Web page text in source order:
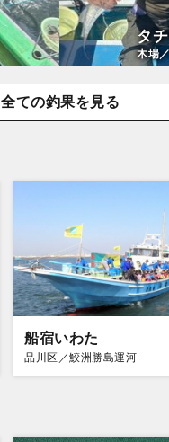
タ
木場／
全ての釣果を見る
船宿いわた
品川区／鮫洲勝島運河